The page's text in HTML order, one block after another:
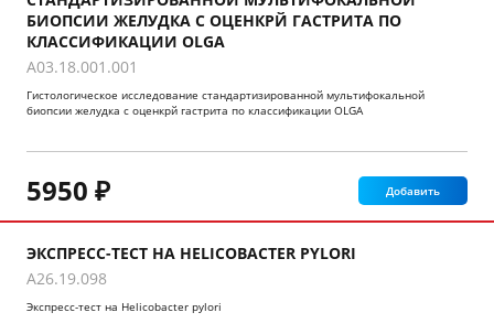
БИОПСИИ ЖЕЛУДКА С ОЦЕНКРЙ ГАСТРИТА ПО
КЛАССИФИКАЦИИ OLGA
A03.18.001.001
Гистологическое исследование стандартизированной мультифокальной
биопсии желудка с оценкрй гастрита по классификации OLGA
5950 ₽ Добавить
ЭКСПРЕСС-ТЕСТ НА HELICOBACTER PYLORI
A26.19.098
Экспресс-тест на Helicobacter pylori